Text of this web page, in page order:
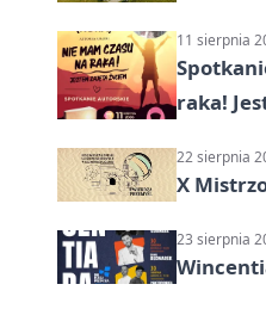
11 sierpnia
raka!
22 sierpnia
X
23 sierpnia